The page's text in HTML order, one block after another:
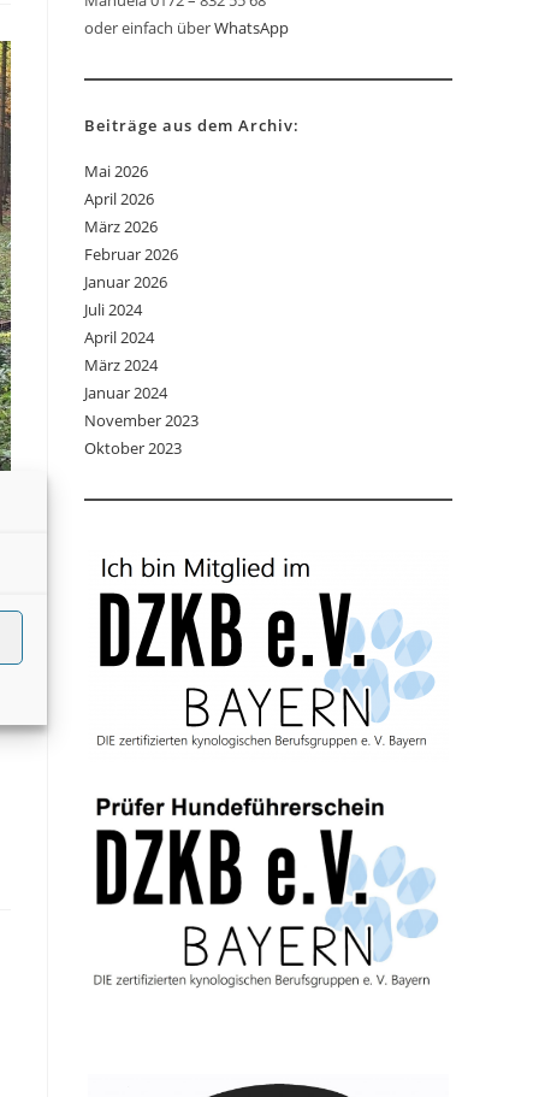
oder einfach überWhatsApp
Beiträge aus dem Archiv:
Mai 2026
April 2026
März 2026
Februar 2026
Januar 2026
Juli 2024
April 2024
März 2024
Januar 2024
November 2023
Oktober 2023